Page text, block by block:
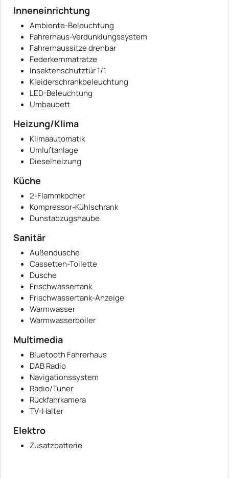
Inneneinrichtung
Ambiente-Beleuchtung
Fahrerhaus-Verdunklungssystem
Fahrerhaussitze drehbar
Federkernmatratze
Insektenschutztür 1/1
Kleiderschrankbeleuchtung
LED-Beleuchtung
Umbaubett
Heizung/Klima
Klimaautomatik
Umluftanlage
Dieselheizung
Küche
2-Flammkocher
Kompressor-Kühlschrank
Dunstabzugshaube
Sanitär
Außendusche
Cassetten-Toilette
Dusche
Frischwassertank
Frischwassertank-Anzeige
Warmwasser
Warmwasserboiler
Multimedia
Bluetooth Fahrerhaus
DAB Radio
Navigationssystem
Radio/Tuner
Rückfahrkamera
TV-Halter
Elektro
Zusatzbatterie